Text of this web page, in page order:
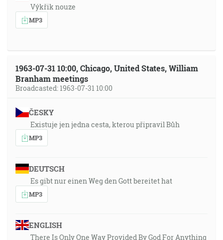
Výkřik nouze
MP3
1963-07-31 10:00, Chicago, United States, William
Branham meetings
Broadcasted: 1963-07-31 10:00
ČESKY
Existuje jen jedna cesta, kterou připravil Bůh
MP3
DEUTSCH
Es gibt nur einen Weg den Gott bereitet hat
MP3
ENGLISH
There Is Only One Way Provided By God For Anything